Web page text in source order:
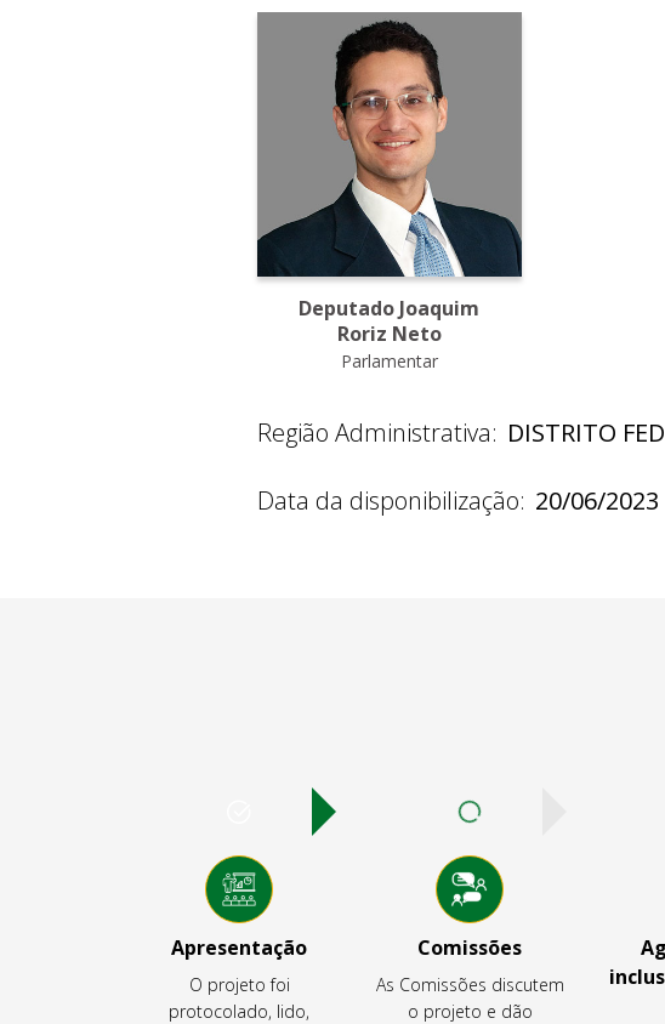
Deputado Joaquim
Roriz Neto
Parlamentar
Região Administrativa: DISTRITO
Data da disponibilização: 20/06/2023
Apresentação
O projeto foi
protocolado, lido,
Comissões
As Comissões discutem
o projeto e dão